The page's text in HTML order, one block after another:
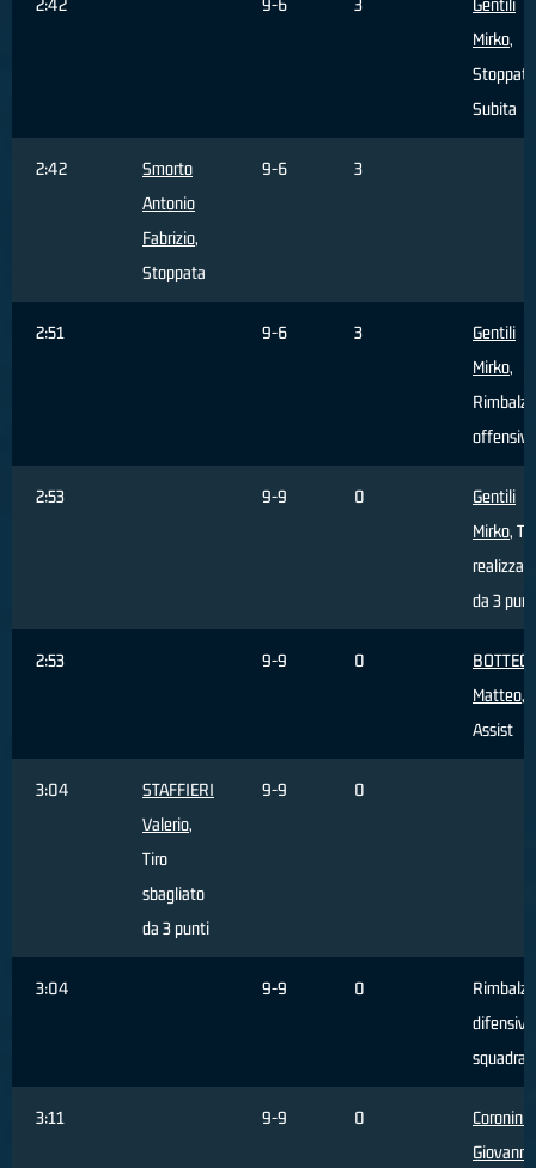
Mirko,
Stoppata
Subita
2:42
Smorto
Antonio
Fabrizio,
Stoppata
9-6 3
2:51 9-6 3
Gentili
Mirko,
Rimbalzo
offensivo
2:53 9-9 0
Gentili
Mirko,
da 3
2:53 9-9 0
Matteo,
Assist
3:04
STAFFIERI
Valerio,
Tiro
sbagliato
da 3 punti
9-9 0
3:04 9-9 0
Rimbalzo
squadra
3:11 9-9 0
Coronini
Giovanni